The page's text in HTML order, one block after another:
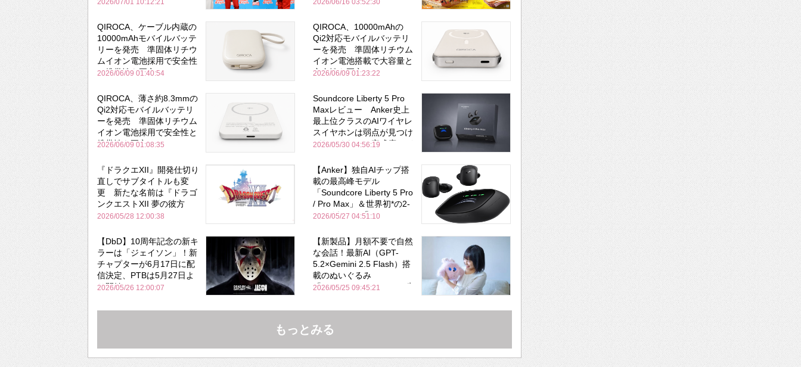
2026/07/01 10:12:21 2026/06/16 03:52:30
QIROCA、ケーブル内蔵の
10000mAhモバイルバッテ
リーを発売 準固体リチウ
ムイオン電池採用で安全性
と携帯性を両立
2026/06/09 01:40:54
QIROCA、10000mAhの
Qi2対応モバイルバッテリ
ーを発売 準固体リチウム
イオン電池搭載で大容量と
安全性を両立
2026/06/09 01:23:22
QIROCA、薄さ約8.3mmの
Qi2対応モバイルバッテリ
ーを発売 準固体リチウム
イオン電池採用で安全性と
携帯性を両立
2026/06/09 01:08:35
Soundcore Liberty 5 Pro
Maxレビュー Anker史上
最上位クラスのAIワイヤレ
スイヤホンは弱点が見つけ
づらいくらいの完成度にび
Bose並み
2026/05/30 04:56:19
『ドラクエXII』開発仕切り
直しでサブタイトルも変
更 新たな名前は『ドラゴ
ンクエストXII 夢の彼方
へ』
2026/05/28 12:00:38
【Anker】独自AIチップ搭
載の最高峰モデル
「Soundcore Liberty 5 Pro
/ Pro Max」＆世界初*の2-
in-1イヤホン「AeroFit 2
2026/05/27 04:51:10
【DbD】10周年記念の新キ
ラーは「ジェイソン」！新
チャプターが6月17日に配
信決定、PTBは5月27日よ
り開始
2026/05/26 12:00:07
【新製品】月額不要で自然
な会話！最新AI（GPT-
5.2×Gemini 2.5 Flash）搭
載のぬいぐるみ
「KOTTI」、Makuakeで先
2026/05/25 09:45:21
もっとみる